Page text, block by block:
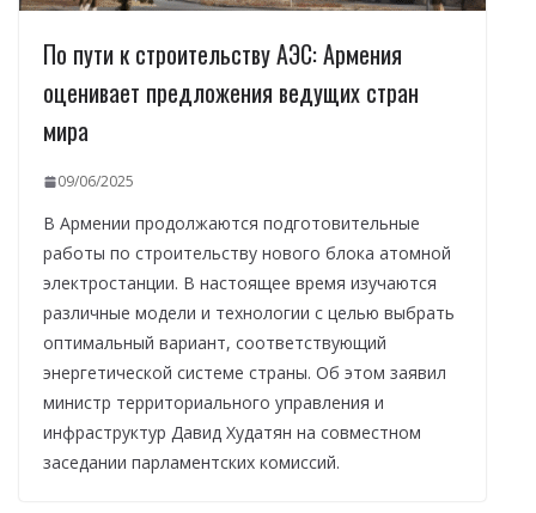
По пути к строительству АЭС: Армения
оценивает предложения ведущих стран
мира
09/06/2025
В Армении продолжаются подготовительные
работы по строительству нового блока атомной
электростанции. В настоящее время изучаются
различные модели и технологии с целью выбрать
оптимальный вариант, соответствующий
энергетической системе страны. Об этом заявил
министр территориального управления и
инфраструктур Давид Худатян на совместном
заседании парламентских комиссий.